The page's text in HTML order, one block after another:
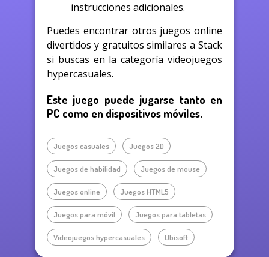
instrucciones adicionales.
Puedes encontrar otros juegos online
divertidos y gratuitos similares a Stack
si buscas en la categoría videojuegos
hypercasuales.
Este juego puede jugarse tanto en
PC como en dispositivos móviles.
Juegos casuales Juegos 2D
Juegos de habilidad Juegos de mouse
Juegos online Juegos HTML5
Juegos para móvil Juegos para tabletas
Videojuegos hypercasuales Ubisoft